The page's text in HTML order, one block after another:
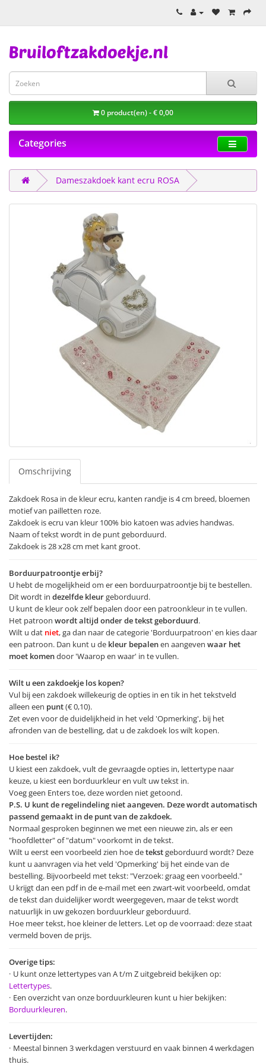
0 product(en) - € 0,00
Categories
Dameszakdoek kant ecru ROSA
Omschrijving
Zakdoek Rosa in de kleur ecru, kanten randje is 4 cm breed, bloemen
motief van pailletten roze.
Zakdoek is ecru van kleur 100% bio katoen was advies handwas.
Naam of tekst wordt in de punt geborduurd.
Zakdoek is 28 x28 cm met kant groot.
Borduurpatroontje erbij?
U hebt de mogelijkheid om er een borduurpatroontje bij te bestellen.
Dit wordt in dezelfde kleurgeborduurd.
U kunt de kleur ook zelf bepalen door een patroonkleur in te vullen.
Het patroon wordt altijd onder de tekst geborduurd.
Wilt u dat niet, ga dan naar de categorie 'Borduurpatroon' en kies daar
een patroon. Dan kunt u de kleur bepalenen aangeven waar het
moet komendoor 'Waarop en waar' in te vullen.
Wilt u een zakdoekje los kopen?
Vul bij een zakdoek willekeurig de opties in en tik in het tekstveld
alleen een punt(€ 0,10).
Zet even voor de duidelijkheid in het veld 'Opmerking', bij het
afronden van de bestelling, dat u de zakdoek los wilt kopen.
Hoe bestel ik?
U kiest een zakdoek, vult de gevraagde opties in, lettertype naar
keuze, u kiest een borduurkleur en vult uw tekst in.
Voeg geen Enters toe, deze worden niet getoond.
P.S. U kunt de regelindeling niet aangeven. Deze wordt automatisch
passend gemaakt in de punt van de zakdoek.
Normaal gesproken beginnen we met een nieuwe zin, als er een
"hoofdletter" of "datum" voorkomt in de tekst.
Wilt u eerst een voorbeeld zien hoe detekstgeborduurd wordt? Deze
kunt u aanvragen via het veld 'Opmerking' bij het einde van de
bestelling. Bijvoorbeeld met tekst: "Verzoek: graag een voorbeeld."
U krijgt dan een pdf in de e-mail met een zwart-wit voorbeeld, omdat
de tekst dan duidelijker wordt weergegeven, maar de tekst wordt
natuurlijk in uw gekozen borduurkleur geborduurd.
Hoe meer tekst, hoe kleiner de letters. Let op de voorraad: deze staat
vermeld boven de prijs.
Overige tips:
U kunt onze lettertypes van A t/m Z uitgebreid bekijken op:
Lettertypes.
Een overzicht van onze borduurkleuren kunt u hier bekijken:
Borduurkleuren.
Levertijden:
Meestal binnen 3 werkdagen verstuurd en vaak binnen 4 werkdagen
thuis.